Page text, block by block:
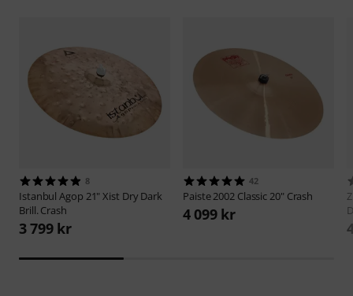
8
Istanbul Agop 21" Xist Dry Dark
Brill. Crash
3 799 kr
42
Paiste2002 Classic 20" Crash
4 099 kr